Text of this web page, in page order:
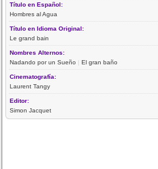
Título en Español:
Hombres al Agua
Título en Idioma Original:
Le grand bain
Nombres Alternos:
Nadando por un Sueño |El gran baño
Cinematografía:
Laurent Tangy
Editor:
Simon Jacquet